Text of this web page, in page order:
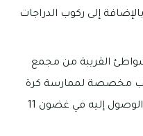
إلى ركوب الدراجات
القريبة من مجمع
مخصصة لممارسة كرة
القدم وكرة الطائرة، وهو يمكن الوصول إليه في غضون 11